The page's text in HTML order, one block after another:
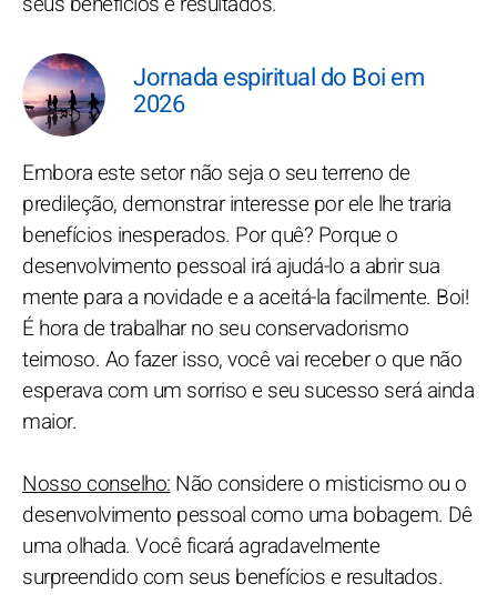
Jornada espiritual do Boi em
2026
Embora este setor não seja o seu terreno de
predileção, demonstrar interesse por ele lhe traria
benefícios inesperados. Por quê? Porque o
desenvolvimento pessoal irá ajudá-lo a abrir sua
mente para a novidade e a aceitá-la facilmente. Boi!
É hora de trabalhar no seu conservadorismo
teimoso. Ao fazer isso, você vai receber o que não
esperava com um sorriso e seu sucesso será ainda
maior.
Nosso conselho:Não considere o misticismo ou o
desenvolvimento pessoal como uma bobagem. Dê
uma olhada. Você ficará agradavelmente
surpreendido com seus benefícios e resultados.